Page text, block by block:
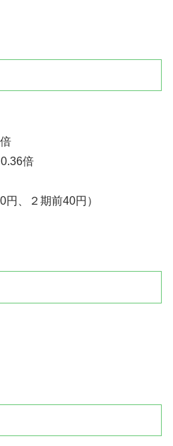
倍
円、２期前40円）